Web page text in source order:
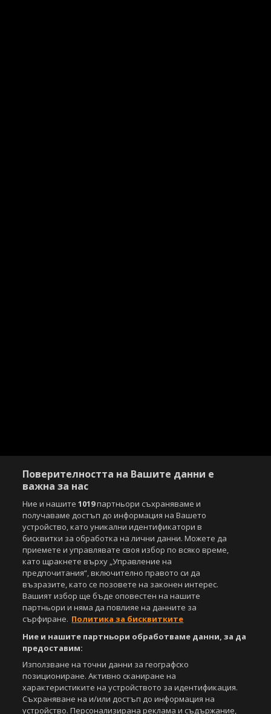
Поверителността на Вашите данни е
важна за нас
Ние и нашите1019партньори съхраняваме и
получаваме достъп до информация на Вашето
устройство, като уникални идентификатори в
бисквитки за обработка на лични данни. Можете да
приемете и управлявате своя избор по всяко време,
като щракнете върху „Управление на
предпочитания“, включително правото си да
възразите, като се позовете на законен интерес.
Вашият избор ще бъде оповестен на нашите
партньори и няма да повлияе на данните за
сърфиране. Политика за бисквитките
Ние и нашите партньори обработваме данни, за да
предоставим:
Използване на точни данни за географско
позициониране. Активно сканиране на
характеристиките на устройството за идентификация.
Съхраняване на и/или достъп до информация на
устройство. Персонализирана реклама и съдържание,